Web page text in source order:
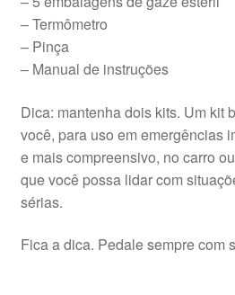
– Termômetro
– Pinça
– Manual de instruções
Dica: mantenha dois kits. Um kit
você, para uso em emergências
e mais compreensivo, no carro
que você possa lidar com
sérias.
Fica a dica. Pedale sempre com